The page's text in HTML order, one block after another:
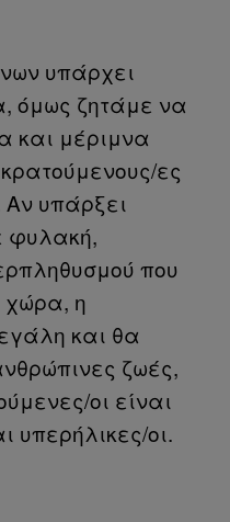
υπάρχει
όμως ζητάμε να
και μέριμνα
ες
Αν υπάρξει
φυλακή,
που
χώρα, η
και θα
ζωές,
οι είναι
υπερήλικες/οι.